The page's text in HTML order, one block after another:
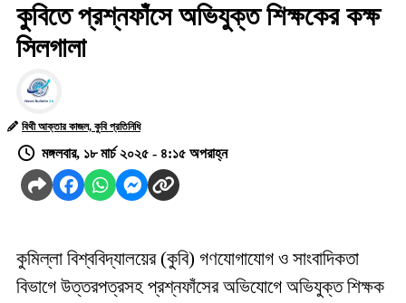
কুবিতে প্রশ্নফাঁসে অভিযুক্ত শিক্ষকের কক্ষ
সিলগালা
বিথী আক্তার কাজল, কুবি প্রতিনিধি
মঙ্গলবার, ১৮ মার্চ ২০২৫ - ৪:১৫ অপরাহ্ন
কুমিল্লা বিশ্ববিদ্যালয়ের (কুবি) গণযোগাযোগ ও সাংবাদিকতা
বিভাগে উত্তরপত্রসহ প্রশ্নফাঁসের অভিযোগে অভিযুক্ত শিক্ষক